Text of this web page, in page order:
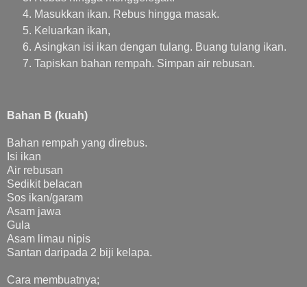
Masukkan ikan. Rebus hingga masak.
Keluarkan ikan,
Asingkan isi ikan dengan tulang. Buang tulang ikan.
Tapiskan bahan rempah. Simpan air rebusan.
Bahan B (kuah)
Bahan rempah yang direbus.
Isi ikan
Air rebusan
Sedikit belacan
Sos ikan/garam
Asam jawa
Gula
Asam limau nipis
Santan daripada 2 biji kelapa.
Cara membuatnya;